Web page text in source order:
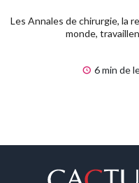
Les Annales de chirurgie, la
monde,
6 min de